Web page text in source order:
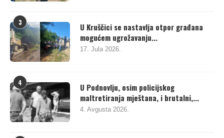
3
U Kruščici se nastavlja otpor građana
mogućem ugrožavanju...
17. Jula 2026.
4
U Podnovlju, osim policijskog
maltretiranja mještana, i brutalni,...
4. Avgusta 2026.